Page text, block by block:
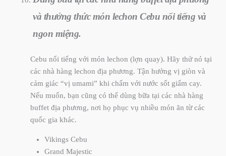
và thưởng thức món lechon Cebu nổi tiếng và
ngon miệng.
Cebu nổi tiếng với món lechon (lợn quay). Hãy thử nó tại
các nhà hàng lechon địa phương. Tận hưởng vị giòn và
cảm giác “vị umami” khi chấm với nước sốt giấm cay.
Nếu muốn, bạn cũng có thể dùng bữa tại các nhà hàng
buffet địa phương, nơi họ phục vụ nhiều món ăn từ các
quốc gia khác.
Vikings Cebu
Grand Majestic